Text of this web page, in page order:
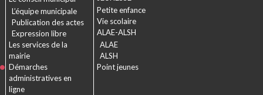
L’équipe municipale
Publication des actes
Expression libre
Les services de la
mairie
Démarches
administratives en
ligne
Petite enfance
Vie scolaire
ALAE-ALSH
ALAE
ALSH
Point jeunes